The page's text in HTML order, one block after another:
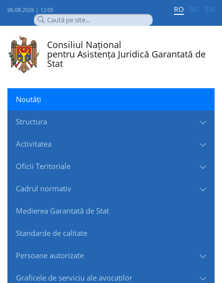
06.08.2026 | 12:05 RO RU EN
Consiliul Național
pentru Asistența Juridică Garantată de
Stat
Noutăți
Structura
Activitatea
Oficii Teritoriale
Cadrul normativ
Medierea Garantată de Stat
Standarde de сalitate
Persoane autorizate
Graficele de serviciu ale avocaților